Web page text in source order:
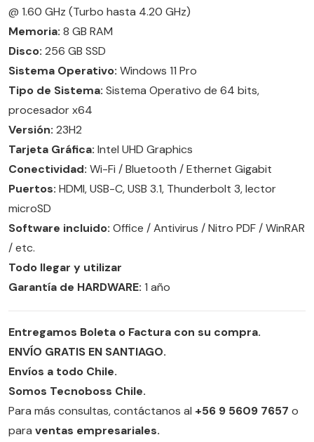
@ 1.60 GHz (Turbo hasta 4.20 GHz)
Memoria: 8 GB RAM
Disco: 256 GB SSD
Sistema Operativo: Windows 11 Pro
Tipo de Sistema: Sistema Operativo de 64 bits,
procesador x64
Versión: 23H2
Tarjeta Gráfica: Intel UHD Graphics
Conectividad: Wi-Fi / Bluetooth / Ethernet Gigabit
Puertos: HDMI, USB-C, USB 3.1, Thunderbolt 3, lector
microSD
Software incluido: Office / Antivirus / Nitro PDF / WinRAR
/ etc.
Todo llegar y utilizar
Garantía de HARDWARE: 1 año
Entregamos Boleta o Factura con su compra.
ENVÍO GRATIS EN SANTIAGO.
Envíos a todo Chile.
Somos Tecnoboss Chile.
Para más consultas, contáctanos al +56 9 5609 7657 o
para ventas empresariales.